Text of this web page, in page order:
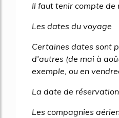
Il faut tenir compte de
Les dates du voyage
Certaines dates sont
d'autres (de mai à
exemple, ou en
La date de
Les compagnies